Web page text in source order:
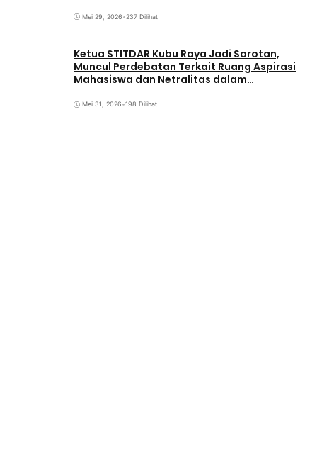
Mei 29, 2026•237 Dilihat
Ketua STITDAR Kubu Raya Jadi Sorotan,
Muncul Perdebatan Terkait Ruang Aspirasi
Mahasiswa dan Netralitas dalam
Mei 31, 2026•198 Dilihat